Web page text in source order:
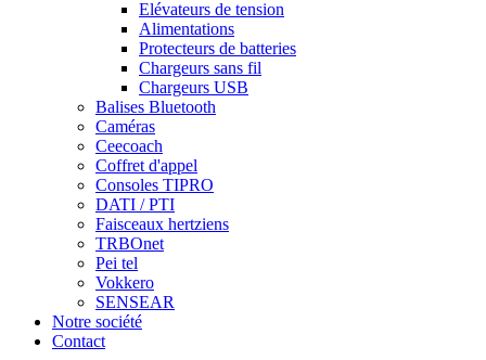
Elévateurs de tension
Alimentations
Protecteurs de batteries
Chargeurs sans fil
Chargeurs USB
Balises Bluetooth
Caméras
Ceecoach
Coffret d'appel
Consoles TIPRO
DATI / PTI
Faisceaux hertziens
TRBOnet
Pei tel
Vokkero
SENSEAR
Notre société
Contact